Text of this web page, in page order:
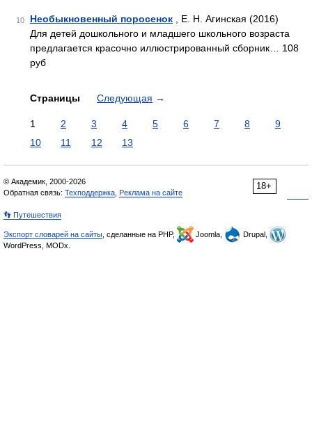
10 Необыкновенный поросенок , Е. Н. Агинская (2016)
Для детей дошкольного и младшего школьного возраста
предлагается красочно иллюстрированный сборник… 108
руб
Страницы Следующая →
1 2 3 4 5 6 7 8
9
10
11 12 13
18+
© Академик, 2000-2026
Обратная связь: Техподдержка Реклама на сайте
👣 Путешествия
Экспорт словарей на сайты , сделанные на PHP, Joomla,
Drupal,
WordPress, MODx.